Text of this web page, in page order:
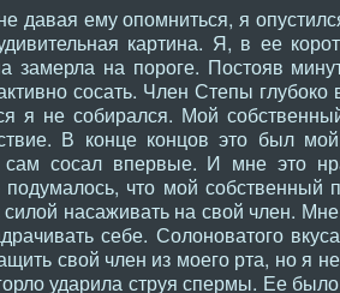
ему опомниться, я
картина. Я, в ее
на пороге. Постояв
сосать. Член Степы
я не собирался. Мой
В конце концов это был
сосал впервые. И мне это
что мой собственный
насаживать на свой член.
себе. Солоноватого
свой член из моего рта, но я
ударила струя спермы. Ее